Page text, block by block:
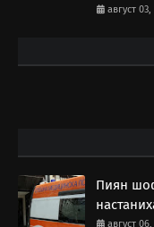
август 03,
Пиян
август